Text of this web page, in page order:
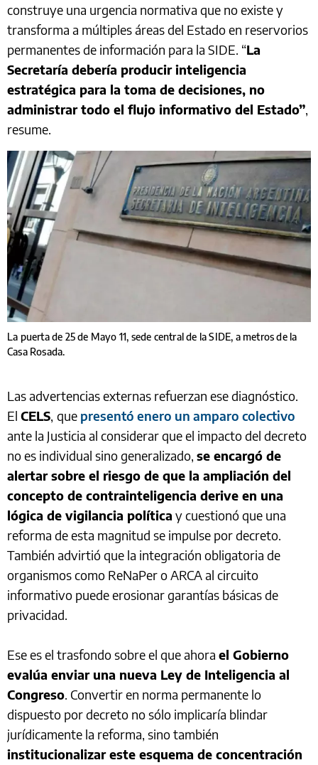
construye una urgencia normativa que no existe y
transforma a múltiples áreas del Estado en reservorios
permanentes de información para la SIDE. “La
Secretaría debería producir inteligencia
estratégica para la toma de decisiones, no
administrar todo el flujo informativo del Estado”,
resume.
La puerta de 25 de Mayo 11, sede central de la SIDE, a metros de la
Casa Rosada.
Las advertencias externas refuerzan ese diagnóstico.
El CELS, que presentó enero un amparo colectivo
ante la Justicia al considerar que el impacto del decreto
no es individual sino generalizado, se encargó de
alertar sobre el riesgo de que la ampliación del
concepto de contrainteligencia derive en una
lógica de vigilancia política y cuestionó que una
reforma de esta magnitud se impulse por decreto.
También advirtió que la integración obligatoria de
organismos como ReNaPer o ARCA al circuito
informativo puede erosionar garantías básicas de
privacidad.
Ese es el trasfondo sobre el que ahora el Gobierno
evalúa enviar una nueva Ley de Inteligencia al
Congreso. Convertir en norma permanente lo
dispuesto por decreto no sólo implicaría blindar
jurídicamente la reforma, sino también
institucionalizar este esquema de concentración